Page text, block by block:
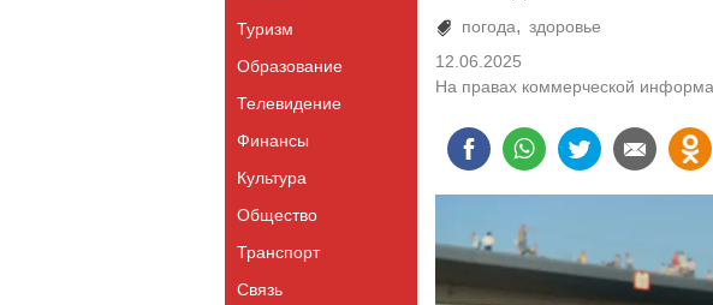
Туризм
Образование
Телевидение
Финансы
Культура
Общество
Транспорт
Связь
погода
здоровье
12.06.2025
На правах коммерческой